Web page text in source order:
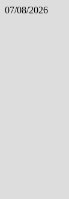
Skip
07/08/2026